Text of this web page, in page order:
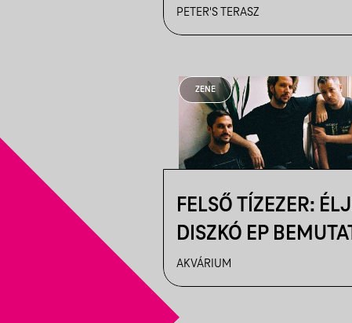
PETER'S TERASZ
ZENE
FELSŐ TÍZEZER:
DISZKÓ EP
SUPPORT: DARĀGE,
SÁRKÁNYGARBÓ
AKVÁRIUM